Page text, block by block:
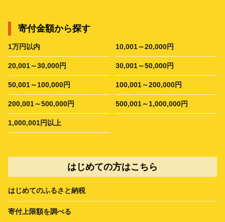
寄付金額から探す
1万円以内 10,001～20,000円
20,001～30,000円 30,001～50,000円
50,001～100,000円 100,001～200,000円
200,001～500,000円 500,001～1,000,000円
1,000,001円以上
はじめての方はこちら
はじめてのふるさと納税
寄付上限額を調べる